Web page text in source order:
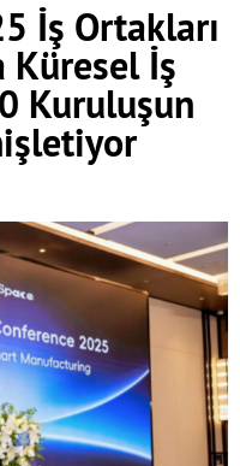
İş Ortakları
Küresel İş
Kuruluşun